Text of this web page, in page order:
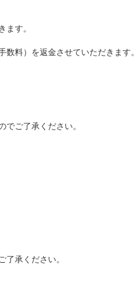
す。
料）を返金させていただきます。
ご了承ください。
了承ください。